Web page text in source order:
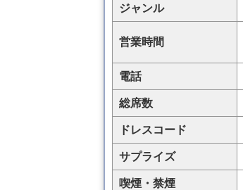
ジャンル
営業時間
電話
総席数
ドレスコード
サプライズ
喫煙・禁煙